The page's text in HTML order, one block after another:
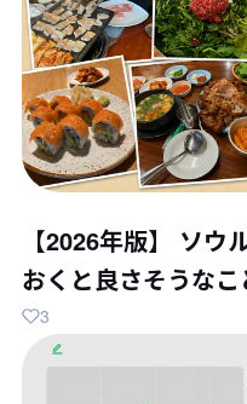
【2026年版】 ソウ
おくと良さそうなこ
3